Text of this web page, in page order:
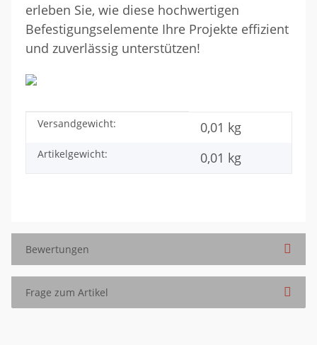
erleben Sie, wie diese hochwertigen
Befestigungselemente Ihre Projekte effizient
und zuverlässig unterstützen!
Produkteigenschaft
Wert
Versandgewicht: 0,01 kg
Artikelgewicht: 0,01 kg
Bewertungen
Frage zum Artikel